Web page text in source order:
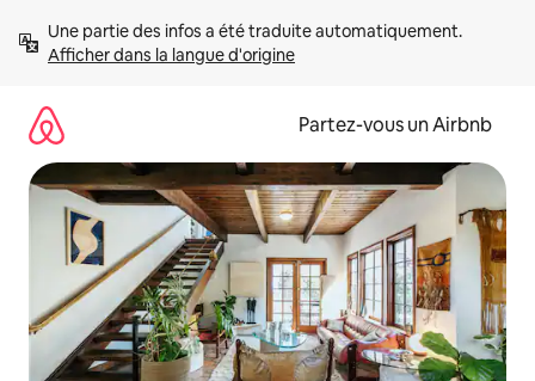
directement
Afficher dans la langue d'origine
Partez-vous un Airbnb